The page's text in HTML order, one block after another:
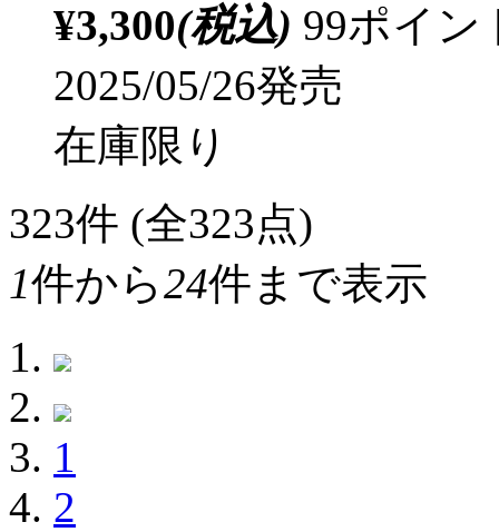
¥3,300(税込) 99ポイ
2025/05/26発売
在庫限り
323件 (全323点)
1件から24件まで表示
1
2